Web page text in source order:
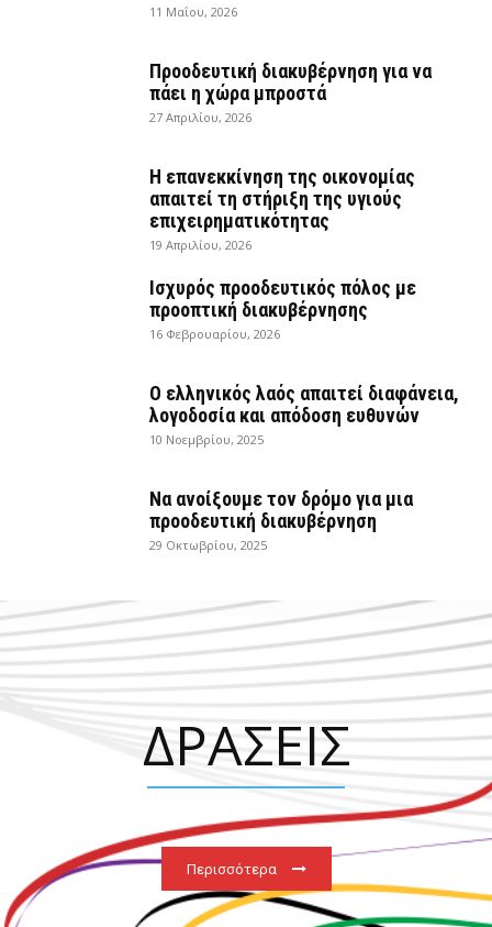
11 Μαΐου, 2026
Προοδευτική διακυβέρνηση για να
πάει η χώρα μπροστά
27 Απριλίου, 2026
Η επανεκκίνηση της οικονομίας
απαιτεί τη στήριξη της υγιούς
επιχειρηματικότητας
19 Απριλίου, 2026
Ισχυρός προοδευτικός πόλος με
προοπτική διακυβέρνησης
16 Φεβρουαρίου, 2026
Ο ελληνικός λαός απαιτεί διαφάνεια,
λογοδοσία και απόδοση ευθυνών
10 Νοεμβρίου, 2025
Να ανοίξουμε τον δρόμο για μια
προοδευτική διακυβέρνηση
29 Οκτωβρίου, 2025
ΔΡΑΣΕΙΣ
Περισσότερα